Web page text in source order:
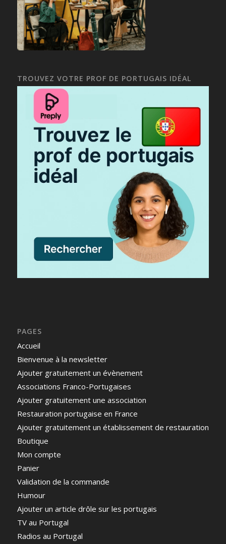
TROUVEZ VOTRE PROF DE PORTUGAIS IDÉAL
PAGES
Accueil
Bienvenue à la newsletter
Ajouter gratuitement un évènement
Associations Franco-Portugaises
Ajouter gratuitement une association
Restauration portugaise en France
Ajouter gratuitement un établissement de restauration
Boutique
Mon compte
Panier
Validation de la commande
Humour
Ajouter un article drôle sur les portugais
TV au Portugal
Radios au Portugal